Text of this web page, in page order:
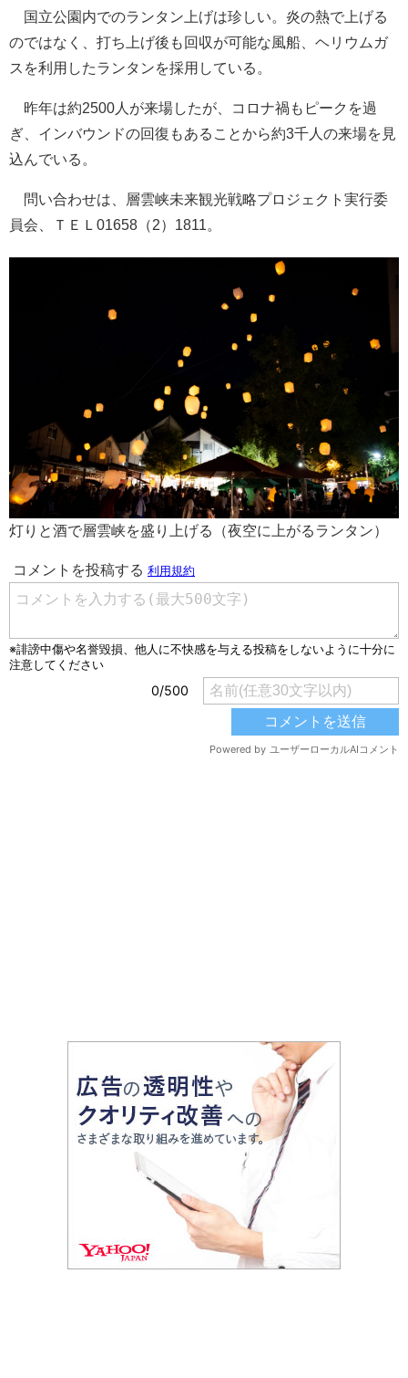
国立公園内でのランタン上げは珍しい。炎の熱で上げる
のではなく、打ち上げ後も回収が可能な風船、ヘリウムガ
スを利用したランタンを採用している。
昨年は約2500人が来場したが、コロナ禍もピークを過
ぎ、インバウンドの回復もあることから約3千人の来場を見
込んでいる。
問い合わせは、層雲峡未来観光戦略プロジェクト実行委
員会、ＴＥＬ01658（2）1811。
灯りと酒で層雲峡を盛り上げる（夜空に上がるランタン）